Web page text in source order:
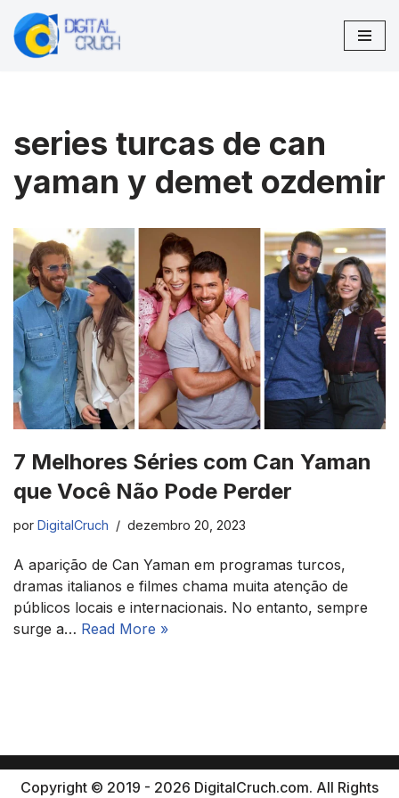
Pular
series turcas de can
yaman y demet ozdemir
7 Melhores Séries com Can Yaman
que Você Não Pode Perder
por DigitalCruch dezembro 20, 2023
A aparição de Can Yaman em programas turcos,
dramas italianos e filmes chama muita atenção de
públicos locais e internacionais. No entanto, sempre
surge a… Read More »
Copyright © 2019 - 2026 DigitalCruch.com. All Rights